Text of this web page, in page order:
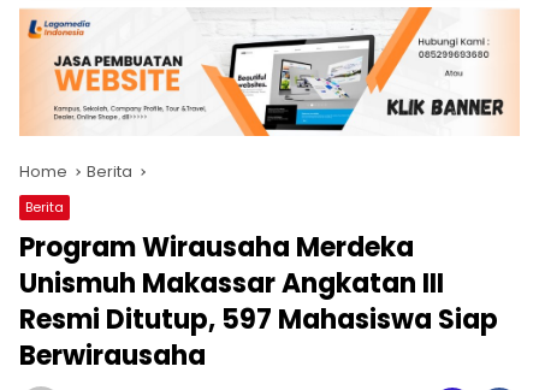
Home Berita
Berita
Program Wirausaha Merdeka
Unismuh Makassar Angkatan III
Resmi Ditutup, 597 Mahasiswa Siap
Berwirausaha